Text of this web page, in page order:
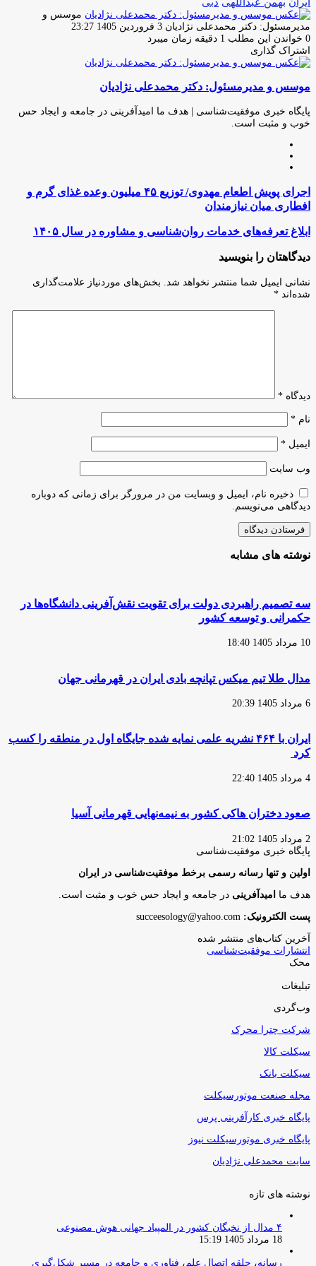
موسس و
مدیرمسئول: دکتر محمدعلی نژادیان ارسال
ایمیل
3 فروردین 1405 23:27
0 خواندن این مطلب 1 دقیقه زمان میبرد
اشتراک گذاری
فیس
توئیتر
لینکدین
واتس
تلگرام
اشتراک
از
ایمیل
چاپ
موسس و مدیرمسئول: دکتر محمدعلی نژادیان
پایگاه خبری موفقیت‌شناسی | هدف ما امیدآفرینی در جامعه و ایجاد حس
خوب و مثبت است.
اجرای
پویش
اطعام
مهدوی/
توزیع
میلیون
غذای
گرم
اجرای پویش اطعام مهدوی/ توزیع ۴۵ میلیون وعده غذای گرم و
افطاری میان نیازمندان
ابلاغ
خدمات
روان‌شناسی
و
مشاوره
ابلاغ تعرفه‌های خدمات روان‌شناسی و مشاوره در سال ۱۴۰۵
دیدگاهتان را بنویسید
نشانی ایمیل شما منتشر نخواهد شد.
بخش‌های موردنیاز علامت‌گذاری
شده‌اند *
دیدگاه *
نام *
ایمیل *
وب‌ سایت
ذخیره نام، ایمیل و وبسایت من در مرورگر برای زمانی که دوباره
دیدگاهی می‌نویسم.
نوشته های مشابه
سه تصمیم راهبردی دولت برای تقویت نقش‌آفرینی دانشگاه‌ها در
حکمرانی و توسعه کشور
10 مرداد 1405 18:40
مدال طلا تیم میکس تپانچه بادی ایران در قهرمانی جهان
6 مرداد 1405 20:39
ایران با ۴۶۴ نشریه علمی نمایه شده جایگاه اول در منطقه را کسب
کرد
4 مرداد 1405 22:40
صعود دختران هاکی کشور به نیمه‌نهایی قهرمانی آسیا
2 مرداد 1405 21:02
پایگاه‌ خبری موفقیت‌شناسی
اولین و تنها رسانه رسمی برخط موفقیت‌شناسی در ایران
هدف ما امیدآفرینی در جامعه و ایجاد حس خوب و مثبت است.
پست الکترونیک:
آخرین کتاب‌های منتشر شده
انتشارات موفقیت‌شناسی
محک
تبلیغات
وب‌گردی
شرکت چترا محرک
سیکلت کالا
سیکلت بانک
مجله صنعت موتورسیکلت
پایگاه خبری کارآفرینی پرس
پایگاه خبری موتورسیکلت نیوز
سایت محمدعلی نژادیان
نوشته های تازه
۴ مدال از نخبگان کشور در المپیاد جهانی هوش مصنوعی
18 مرداد 1405 15:19
رسانه، حلقه اتصال علم، فناوری و جامعه در مسیر شکل‌گیری